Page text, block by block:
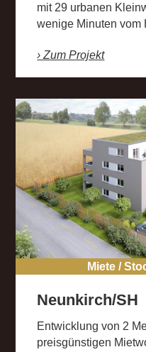
mit 29 urbanen
wenige Minuten vom
› Zum Projekt
Miete /
Neunkirch/SH
Entwicklung von 2
preisgünstigen